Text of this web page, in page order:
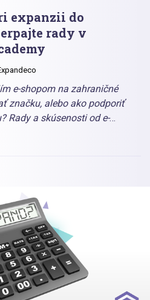
expanzii do
rady v
e-shopom na zahraničné
značku, alebo ako podporiť
Rady a skúsenosti od e-
procesom expanzie, a je
ktoré majú chuť posunúť